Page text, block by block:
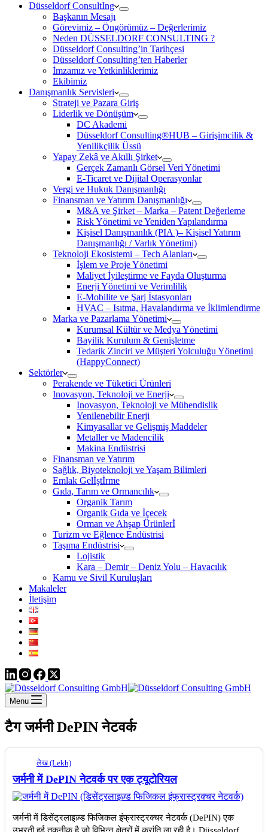
Düsseldorf ConsultIng
Başkanın Mesajı
Görevimiz – Öngörümüz – Değerlerimiz
Neden DÜSSELDORF CONSULTING ?
Düsseldorf Consulting’in Tarihçesi
Düsseldorf Consulting’ten Haberler
İmzamız ve Yetkinliklerimiz
Ekibimiz
Danışmanlık Servisleri
Strateji ve Pazara Giriş
Liderlik ve Dönüşüm
DC Akademi
Düsseldorf Consulting®HUB – Girişimcilik &
Yenilikçilik Üssü
Yapay Zekâ ve Akıllı Şirket
Gerçek Zamanlı Görsel Veri Yönetimi
E-Ticaret ve Dijital Operasyonlar
Vergi ve Hukuk Danışmanlığı
Finansman ve Yatırım Danışmanlığı
M&A ve Şirket – Marka – Patent Değerleme
Risk Yönetimi ve Yeniden Yapılandırma
Kişisel Danışmanlık (PIA )– Kişisel Yatırım
Danışmanlığı / Varlık Yönetimi)
Teknoloji Ekosistemi – Tech Alanları
İşlem ve Proje Yönetimi
Maliyet İyileştirme ve Fayda Oluşturma
Enerji Yönetimi ve Verimlilik
E-Mobilite ve Şarj İstasyonları
HVAC – Isıtma, Havalandırma ve İklimlendirme
Marka ve Pazarlama Yönetimi
Kurumsal Kültür ve Medya Yönetimi
Bayilik Kurulum & Genişletme
Tedarik Zinciri ve Müşteri Yolculuğu Yönetimi
(HappyConnect)
Sektörler
Perakende ve Tüketici Ürünleri
Inovasyon, Teknoloji ve Enerji
Inovasyon, Teknoloji ve Mühendislik
Yenilenebilir Enerji
Kimyasallar ve Gelişmiş Maddeler
Metaller ve Madencilik
Makina Endüstrisi
Finansman ve Yatırım
Sağlık, Biyoteknoloji ve Yaşam Bilimleri
Emlak Gelİştİrme
Gıda, Tarım ve Ormancılık
Organik Tarım
Organik Gıda ve İçecek
Orman ve Ahşap Ürünlerİ
Turizm ve Eğlence Endüstrisi
Taşıma Endüstrisi
Lojistik
Kara – Demir – Deniz Yolu – Havacılık
Kamu ve Sivil Kuruluşları
Makaleler
İletişim
Menu
टैगजर्मनी DePIN नेटवर्क
लेख (Lekh)
जर्मनी में DePIN नेटवर्क पर एक ट्यूटोरियल
जर्मनी में डिसेंट्रलाइज़्ड फिजिकल इंफ्रास्ट्रक्चर नेटवर्क (DePIN) एक
उभरती हुई तकनीक है जो विभिन्न क्षेत्रों में क्रांति ला रही है। Düsseldorf